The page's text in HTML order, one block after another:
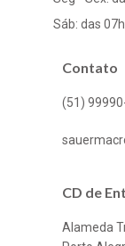
Sáb: das
Contato
(51)
CD de
Alameda